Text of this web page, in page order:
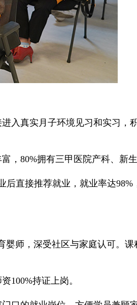
真实月子环境见习和实习，
80%拥有三甲医院产科、新生
接推荐就业，就业率达98%
师，深受社区与家庭认可。
持证上岗。